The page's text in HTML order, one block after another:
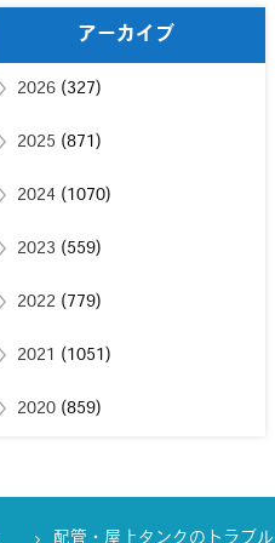
アーカイブ
2026(327)
2025 (871)
2024(1070)
2023 (559)
2022(779)
2021 (1051)
2020(859)
配管・屋上タンクのトラブル